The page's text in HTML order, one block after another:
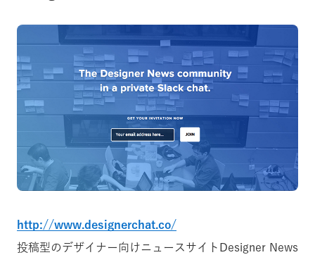
http://www.designerchat.co/
投稿型のデザイナー向けニュースサイトDesigner News